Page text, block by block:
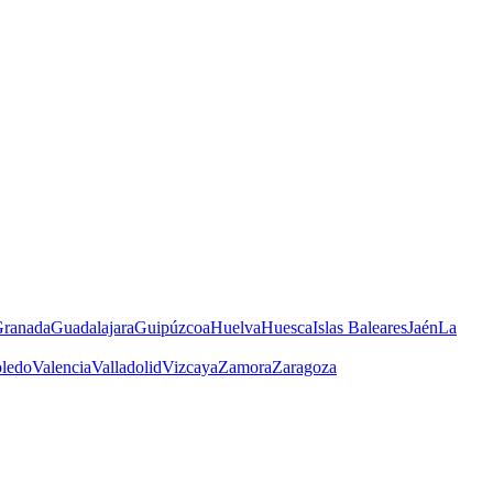
GuadalajaraGuipúzcoaHuelvaHuescaIslas BalearesJaénLa
ValenciaValladolidVizcayaZamoraZaragoza